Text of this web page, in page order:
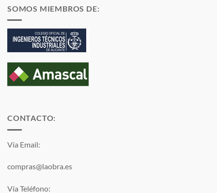
SOMOS MIEMBROS DE:
CONTACTO:
Vía Email:
compras@laobra.es
Vía Teléfono: